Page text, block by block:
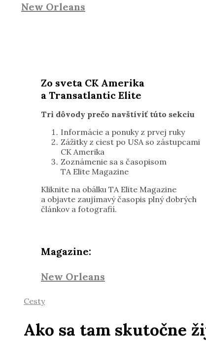
New Orleans
Zo sveta CK Amerika
a Transatlantic Elite
Tri dôvody prečo navštíviť túto sekciu
Informácie a ponuky z prvej ruky
Zážitky z ciest po USA so zástupcami
CK Amerika
Zoznámenie sa s časopisom
TA Elite Magazine
Kliknite na obálku TA Elite Magazine
a objavte zaujímavý časopis plný dobrých
článkov a fotografií.
Magazine:
New Orleans
Cesty
Ako sa tam skutočne